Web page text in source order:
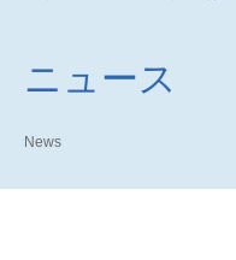
ニュース
News